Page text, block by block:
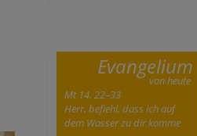
Evangelium
von heute
Mt 14, 22–33
Herr, befiehl, dass ich auf
dem Wasser zu dir komme